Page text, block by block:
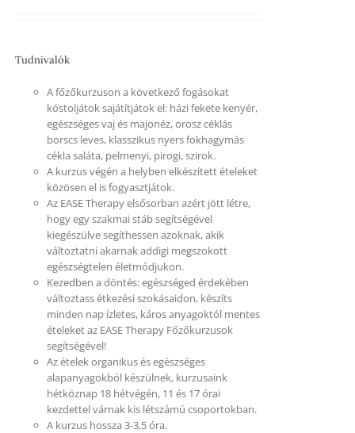
Tudnivalók
A főzőkurzuson a következő fogásokat
kóstoljátok sajátítjátok el: házi fekete kenyér,
egészséges vaj és majonéz, orosz céklás
borscs leves, klasszikus nyers fokhagymás
cékla saláta, pelmenyi, pirogi, szirok.
A kurzus végén a helyben elkészített ételeket
közösen el is fogyasztjátok.
Az EASE Therapy elsősorban azért jött létre,
hogy egy szakmai stáb segítségével
kiegészülve segíthessen azoknak, akik
változtatni akarnak addigi megszokott
egészségtelen életmódjukon.
Kezedben a döntés: egészséged érdekében
változtass étkezési szokásaidon, készíts
minden nap ízletes, káros anyagoktól mentes
ételeket az EASE Therapy Főzőkurzusok
segítségével!
Az ételek organikus és egészséges
alapanyagokból készülnek, kurzusaink
hétköznap 18 hétvégén, 11 és 17 órai
kezdettel várnak kis létszámú csoportokban.
A kurzus hossza 3-3,5 óra.